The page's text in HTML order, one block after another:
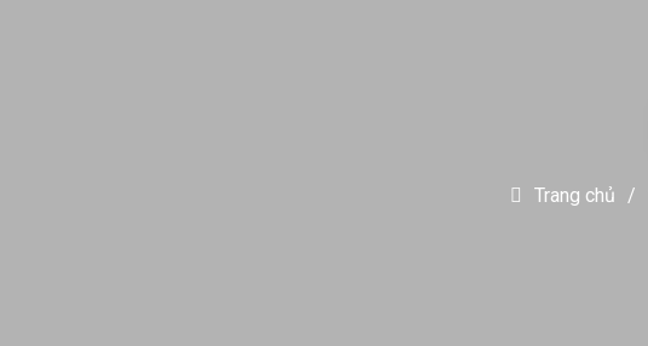
Trang chủ